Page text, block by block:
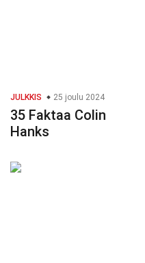
JULKKIS 25 joulu 2024
35 Faktaa Colin
Hanks